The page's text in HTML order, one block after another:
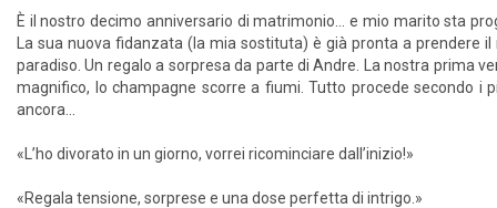
È il nostro decimo anniversario di matrimonio... e mio marito sta
La sua nuova fidanzata (la mia sostituta) è già pronta a prendere
paradiso. Un regalo a sorpresa da parte di Andre. La nostra prima
magnifico, lo champagne scorre a fiumi. Tutto procede secondo i
ancora...
«L’ho divorato in un giorno, vorrei ricominciare dall’inizio!»
«Regala tensione, sorprese e una dose perfetta di intrigo.»